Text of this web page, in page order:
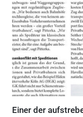
Einer der